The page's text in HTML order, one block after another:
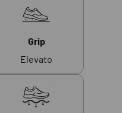
Grip
Elevato